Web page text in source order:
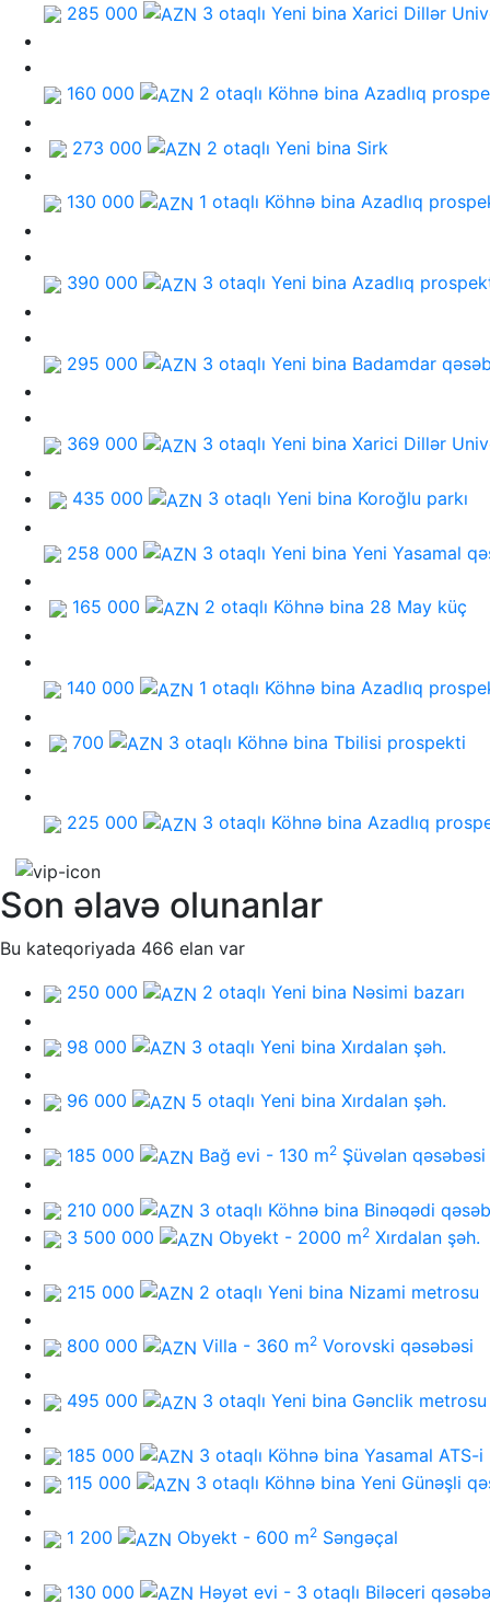
285 000 3 otaqlı Yeni bina Xarici Dillər
160 000 2 otaqlı Köhnə bina Azadlıq
273 000 2 otaqlı Yeni bina Sirk
130 000 1 otaqlı Köhnə bina Azadlıq
390 000 3 otaqlı Yeni bina Azadlıq
295 000 3 otaqlı Yeni bina Badamdar
369 000 3 otaqlı Yeni bina Xarici Dillər
435 000 3 otaqlı Yeni bina Koroğlu parkı
258 000 3 otaqlı Yeni bina Yeni Yasamal
165 000 2 otaqlı Köhnə bina 28 May küç
140 000 1 otaqlı Köhnə bina Azadlıq
700 3 otaqlı Köhnə bina Tbilisi prospekti
225 000 3 otaqlı Köhnə bina Azadlıq
Son əlavə olunanlar
Bu kateqoriyada 466 elan var
250 000
2 otaqlı Yeni bina Nəsimi bazarı
98 000 3 otaqlı Yeni bina Xırdalan şəh.
96 000 5 otaqlı Yeni bina Xırdalan şəh.
185 000 Bağ evi - 130 m2 Şüvəlan qəsəbəsi
210 000 3 otaqlı Köhnə bina Binəqədi
3 500 000
Obyekt - 2000 m2 Xırdalan şəh.
215 000 2 otaqlı Yeni bina Nizami metrosu
800 000 Villa - 360 m2 Vorovski qəsəbəsi
495 000 3 otaqlı Yeni bina Gənclik metrosu
185 000 3 otaqlı Köhnə bina Yasamal ATS-i
115 000
3 otaqlı Köhnə bina Yeni Günəşli
1 200 Obyekt - 600 m2 Səngəçal
130 000 Həyət evi - 3 otaqlı Biləceri